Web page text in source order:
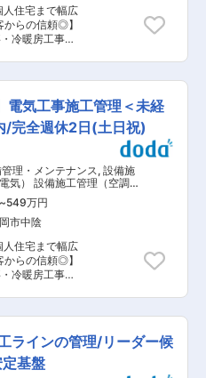
ポジションで
の後、ご本人
します。将来
や組織管理者
務
です。 ◆残業
を行い、上長
、管理体制が
◆3年連続健
入や45歳以上の
健康に長期的
ります。 ◆資
気工事士の講
どをしてお
閣
先導的人材マ
ます。 <参考
jinzai_matching/index.html
人住宅まで幅広
らの信頼◎】
冷暖房工事の
、お客様を訪
後お客様のニ
ら見積書を作
の他既存顧客
物件の場合の
す。 【施工
人ホーム、給
紹介になるた
人目標無し
県全域/出張は
都などの日帰
帰：場所によ
る職場環境で
取得しやすい環
家族の都合や
能です。
電気工事施工管理＜未経
完全週休2日(土日祝)
理・メンテナンス, 設備施
気） 設備施工管理（空調・
~549万円
市中陰
人住宅まで幅広
らの信頼◎】
冷暖房工事の
械等の管理 ・
理、品質管理
が行われるよ
ンからの下請
その他は工
ラインの管理/リーダー候
基盤